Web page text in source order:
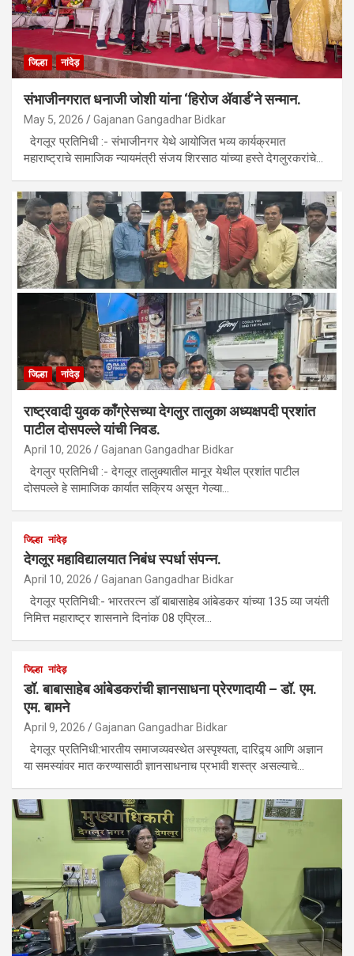
जिल्हा नांदेड़
संभाजीनगरात धनाजी जोशी यांना ‘हिरोज ॲवार्ड’ने सन्मान.
May 5, 2026 Gajanan Gangadhar Bidkar
देगलूर प्रतिनिधी :- संभाजीनगर येथे आयोजित भव्य कार्यक्रमात
महाराष्ट्राचे सामाजिक न्यायमंत्री संजय शिरसाठ यांच्या हस्ते देगलुरकरांचे…
जिल्हा नांदेड़
राष्ट्रवादी युवक काँग्रेसच्या देगलुर तालुका अध्यक्षपदी प्रशांत
पाटील दोसपल्ले यांची निवड.
April 10, 2026 Gajanan Gangadhar Bidkar
देगलुर प्रतिनिधी :- देगलूर तालुक्यातील मानूर येथील प्रशांत पाटील
दोसपल्ले हे सामाजिक कार्यात सक्रिय असून गेल्या…
जिल्हा नांदेड़
देगलूर महाविद्यालयात निबंध स्पर्धा संपन्न.
April 10, 2026 Gajanan Gangadhar Bidkar
देगलूर प्रतिनिधी:- भारतरत्न डॉ बाबासाहेब आंबेडकर यांच्या 135 व्या जयंती
निमित्त महाराष्ट्र शासनाने दिनांक 08 एप्रिल…
जिल्हा नांदेड़
डॉ. बाबासाहेब आंबेडकरांची ज्ञानसाधना प्रेरणादायी – डॉ. एम.
एम. बामने
April 9, 2026 Gajanan Gangadhar Bidkar
देगलूर प्रतिनिधी:भारतीय समाजव्यवस्थेत अस्पृश्यता, दारिद्र्य आणि अज्ञान
या समस्यांवर मात करण्यासाठी ज्ञानसाधनाच प्रभावी शस्त्र असल्याचे…